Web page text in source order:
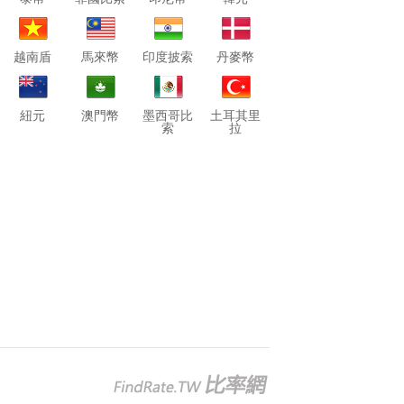
越南盾 馬來幣 印度披索 丹麥幣
紐元 澳門幣
墨西哥比
索
土耳其里
拉